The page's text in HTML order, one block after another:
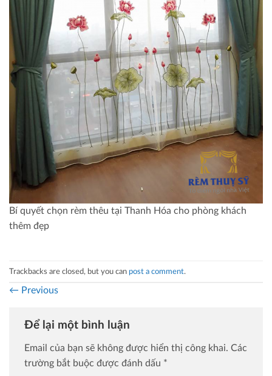
Bí quyết chọn rèm thêu tại Thanh Hóa cho phòng khách
thêm đẹp
Trackbacks are closed, but you can post a comment.
← Previous
Để lại một bình luận
Email của bạn sẽ không được hiển thị công khai. Các
trường bắt buộc được đánh dấu *